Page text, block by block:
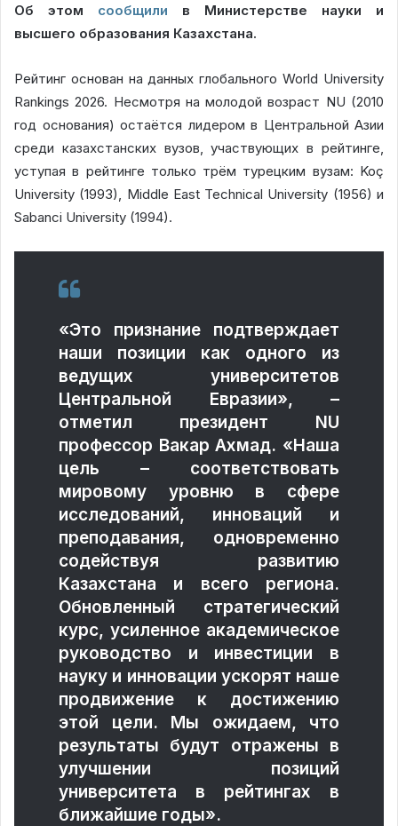
Об этом сообщили в Министерстве науки и
высшего образования Казахстана.
Рейтинг основан на данных глобального World University
Rankings 2026. Несмотря на молодой возраст NU (2010
год основания) остаётся лидером в Центральной Азии
среди казахстанских вузов, участвующих в рейтинге,
уступая в рейтинге только трём турецким вузам: Koç
University (1993), Middle East Technical University (1956) и
Sabanci University (1994).
«Это признание подтверждает
наши позиции как одного из
ведущих университетов
Центральной Евразии», –
отметил президент NU
профессор Вакар Ахмад. «Наша
цель – соответствовать
мировому уровню в сфере
исследований, инноваций и
преподавания, одновременно
содействуя развитию
Казахстана и всего региона.
Обновленный стратегический
курс, усиленное академическое
руководство и инвестиции в
науку и инновации ускорят наше
продвижение к достижению
этой цели. Мы ожидаем, что
результаты будут отражены в
улучшении позиций
университета в рейтингах в
ближайшие годы».